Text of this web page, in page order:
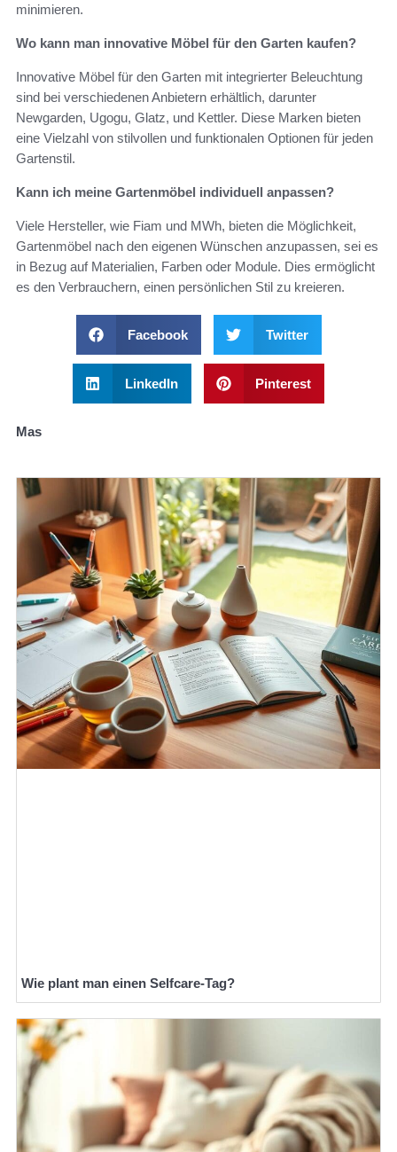
minimieren.
Wo kann man innovative Möbel für den Garten kaufen?
Innovative Möbel für den Garten mit integrierter Beleuchtung
sind bei verschiedenen Anbietern erhältlich, darunter
Newgarden, Ugogu, Glatz, und Kettler. Diese Marken bieten
eine Vielzahl von stilvollen und funktionalen Optionen für jeden
Gartenstil.
Kann ich meine Gartenmöbel individuell anpassen?
Viele Hersteller, wie Fiam und MWh, bieten die Möglichkeit,
Gartenmöbel nach den eigenen Wünschen anzupassen, sei es
in Bezug auf Materialien, Farben oder Module. Dies ermöglicht
es den Verbrauchern, einen persönlichen Stil zu kreieren.
Facebook Twitter
LinkedIn Pinterest
Mas
Wie plant man einen Selfcare-Tag?